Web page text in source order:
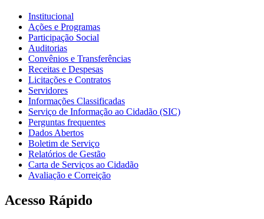
Institucional
Ações e Programas
Participação Social
Auditorias
Convênios e Transferências
Receitas e Despesas
Licitações e Contratos
Servidores
Informações Classificadas
Serviço de Informação ao Cidadão (SIC)
Perguntas frequentes
Dados Abertos
Boletim de Serviço
Relatórios de Gestão
Carta de Serviços ao Cidadão
Avaliação e Correição
Acesso Rápido